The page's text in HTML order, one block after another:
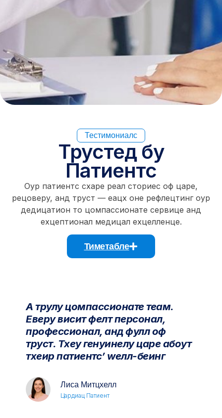
А трулy цомпассионате теам.
Еверy висит фелт персонал,
профессионал, анд фулл оф
труст. Тхеy генуинелy царе абоут
тхеир патиентс’ wелл-беинг
Лиса Митцхелл
Цардиац Патиент
Тестимониалс
Трустед бy
Патиентс
Оур патиентс схаре реал сториес оф царе,
рецоверy, анд труст — еацх оне рефлецтинг оур
дедицатион то цомпассионате сервице анд
еxцептионал медицал еxцелленце.
Тиметабле